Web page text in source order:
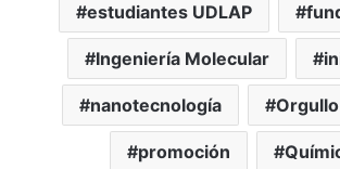
estudiantes UDLAP
Ingeniería Molecular
nanotecnología
promoción